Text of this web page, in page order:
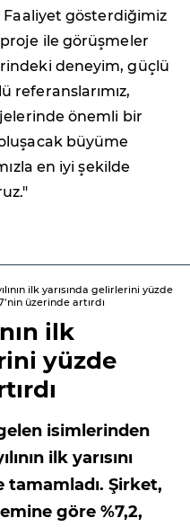
Faaliyet gösterdiğimiz
ile görüşmeler
deneyim, güçlü
referanslarımız,
önemli bir
büyüme
en iyi şekilde
ilk yarısında gelirlerini yüzde
üzerinde artırdı
ilk
yüzde
isimlerinden
ilk yarısını
tamamladı. Şirket,
göre %7,2,